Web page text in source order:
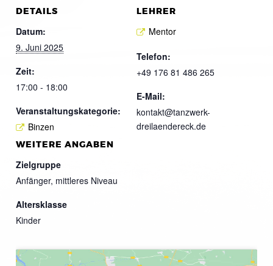
DETAILS
Datum:
9. Juni 2025
Zeit:
17:00 - 18:00
Veranstaltungskategorie:
Binzen
LEHRER
Mentor
Telefon:
+49 176 81 486 265
E-Mail:
kontakt@tanzwerk-
dreilaendereck.de
WEITERE ANGABEN
Zielgruppe
Anfänger, mittleres Niveau
Altersklasse
Kinder